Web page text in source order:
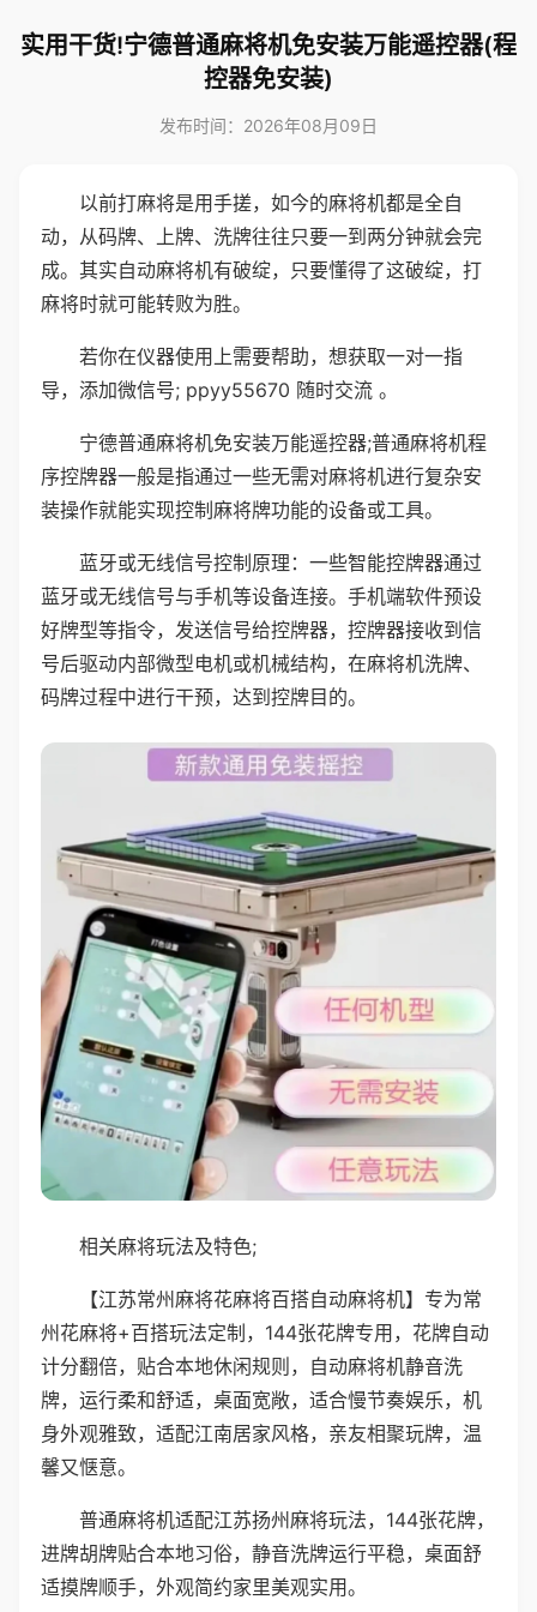
实用干货!宁德普通麻将机免安装万能遥控器(程
控器免安装)
发布时间：2026年08月09日
以前打麻将是用手搓，如今的麻将机都是全自
动，从码牌、上牌、洗牌往往只要一到两分钟就会完
成。其实自动麻将机有破绽，只要懂得了这破绽，打
麻将时就可能转败为胜。
若你在仪器使用上需要帮助，想获取一对一指
导，添加微信号; ppyy55670 随时交流 。
宁德普通麻将机免安装万能遥控器;普通麻将机程
序控牌器一般是指通过一些无需对麻将机进行复杂安
装操作就能实现控制麻将牌功能的设备或工具。
蓝牙或无线信号控制原理：一些智能控牌器通过
蓝牙或无线信号与手机等设备连接。手机端软件预设
好牌型等指令，发送信号给控牌器，控牌器接收到信
号后驱动内部微型电机或机械结构，在麻将机洗牌、
码牌过程中进行干预，达到控牌目的。
相关麻将玩法及特色;
【江苏常州麻将花麻将百搭自动麻将机】专为常
州花麻将+百搭玩法定制，144张花牌专用，花牌自动
计分翻倍，贴合本地休闲规则，自动麻将机静音洗
牌，运行柔和舒适，桌面宽敞，适合慢节奏娱乐，机
身外观雅致，适配江南居家风格，亲友相聚玩牌，温
馨又惬意。
普通麻将机适配江苏扬州麻将玩法，144张花牌，
进牌胡牌贴合本地习俗，静音洗牌运行平稳，桌面舒
适摸牌顺手，外观简约家里美观实用。